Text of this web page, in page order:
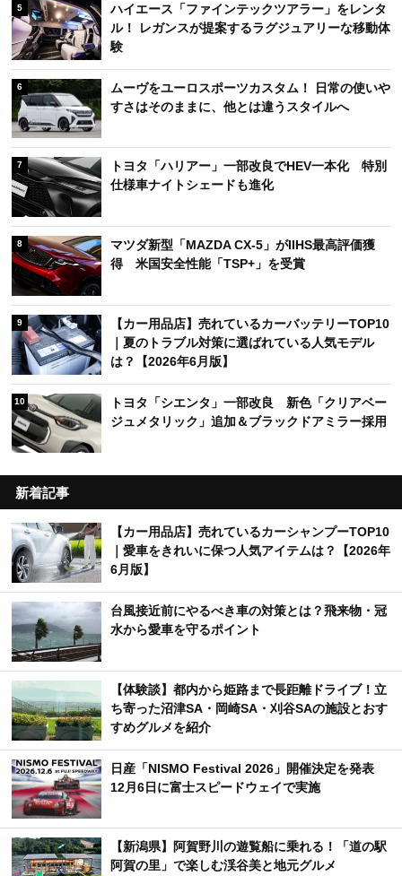
5
ハイエース「ファインテックツアラー」をレンタ
ル！ レガンスが提案するラグジュアリーな移動体
験
6
ムーヴをユーロスポーツカスタム！ 日常の使いや
すさはそのままに、他とは違うスタイルへ
7
トヨタ「ハリアー」一部改良でHEV一本化 特別
仕様車ナイトシェードも進化
8
マツダ新型「MAZDA CX-5」がIIHS最高評価獲
得 米国安全性能「TSP+」を受賞
9
【カー用品店】売れているカーバッテリーTOP10
｜夏のトラブル対策に選ばれている人気モデル
は？【2026年6月版】
10
トヨタ「シエンタ」一部改良 新色「クリアベー
ジュメタリック」追加＆ブラックドアミラー採用
新着記事
【カー用品店】売れているカーシャンプーTOP10
｜愛車をきれいに保つ人気アイテムは？【2026年
6月版】
台風接近前にやるべき車の対策とは？飛来物・冠
水から愛車を守るポイント
【体験談】都内から姫路まで長距離ドライブ！立
ち寄った沼津SA・岡崎SA・刈谷SAの施設とおす
すめグルメを紹介
日産「NISMO Festival 2026」開催決定を発表
12月6日に富士スピードウェイで実施
【新潟県】阿賀野川の遊覧船に乗れる！「道の駅
阿賀の里」で楽しむ渓谷美と地元グルメ